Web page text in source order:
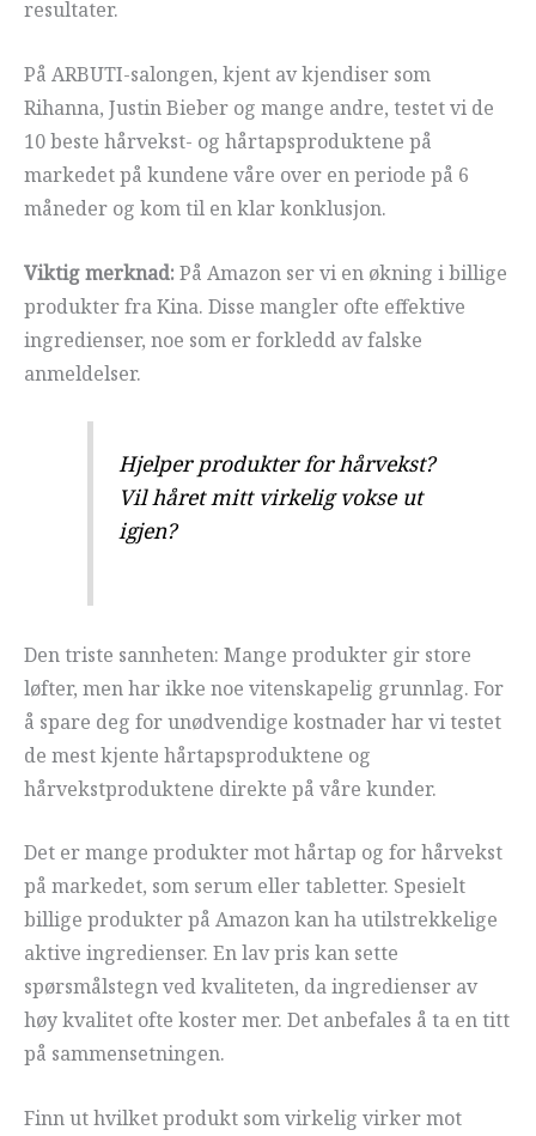
resultater.
På ARBUTI-salongen, kjent av kjendiser som
Rihanna, Justin Bieber og mange andre, testet vi de
10 beste hårvekst- og hårtapsproduktene på
markedet på kundene våre over en periode på 6
måneder og kom til en klar konklusjon.
Viktig merknad: På Amazon ser vi en økning i billige
produkter fra Kina. Disse mangler ofte effektive
ingredienser, noe som er forkledd av falske
anmeldelser.
Hjelper produkter for hårvekst?
Vil håret mitt virkelig vokse ut
igjen?
Den triste sannheten: Mange produkter gir store
løfter, men har ikke noe vitenskapelig grunnlag. For
å spare deg for unødvendige kostnader har vi testet
de mest kjente hårtapsproduktene og
hårvekstproduktene direkte på våre kunder.
Det er mange produkter mot hårtap og for hårvekst
på markedet, som serum eller tabletter. Spesielt
billige produkter på Amazon kan ha utilstrekkelige
aktive ingredienser. En lav pris kan sette
spørsmålstegn ved kvaliteten, da ingredienser av
høy kvalitet ofte koster mer. Det anbefales å ta en titt
på sammensetningen.
Finn ut hvilket produkt som virkelig virker mot